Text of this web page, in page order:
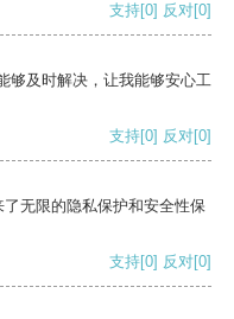
支持[0] 反对[0]
够及时解决，让我能够安心工
支持[0] 反对[0]
无限的隐私保护和安全性保
支持[0] 反对[0]